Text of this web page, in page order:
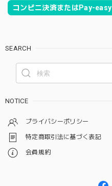
コンビニ決済またはPay-easy
SEARCH
NOTICE
プライバシーポリシー
特定商取引法に基づく表記
会員規約